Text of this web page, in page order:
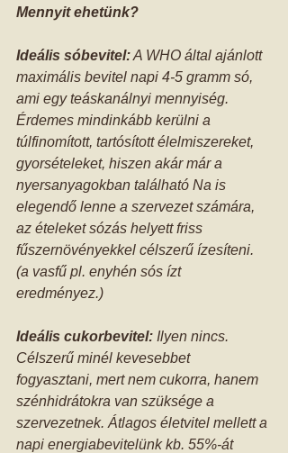
Mennyit ehetünk?
Ideális sóbevitel: A WHO által ajánlott
maximális bevitel napi 4-5 gramm só,
ami egy teáskanálnyi mennyiség.
Érdemes mindinkább kerülni a
túlfinomított, tartósított élelmiszereket,
gyorsételeket, hiszen akár már a
nyersanyagokban található Na is
elegendő lenne a szervezet számára,
az ételeket sózás helyett friss
fűszernövényekkel célszerű ízesíteni.
(a vasfű pl. enyhén sós ízt
eredményez.)
Ideális cukorbevitel: Ilyen nincs.
Célszerű minél kevesebbet
fogyasztani, mert nem cukorra, hanem
szénhidrátokra van szüksége a
szervezetnek. Átlagos életvitel mellett a
napi energiabevitelünk kb. 55%-át